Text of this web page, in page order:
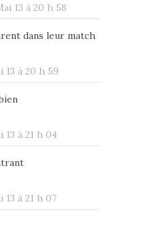
13 à 20 h 58
dans leur match
13 à 20 h 59
13 à 21 h 04
13 à 21 h 07